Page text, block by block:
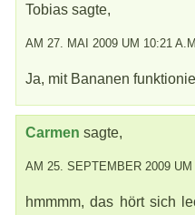
Tobias sagte,
AM 27. MAI 2009 UM 10:21
Ja, mit Bananen
Carmen sagte,
AM 25. SEPTEMBER 2009
hmmmm, das hört sich